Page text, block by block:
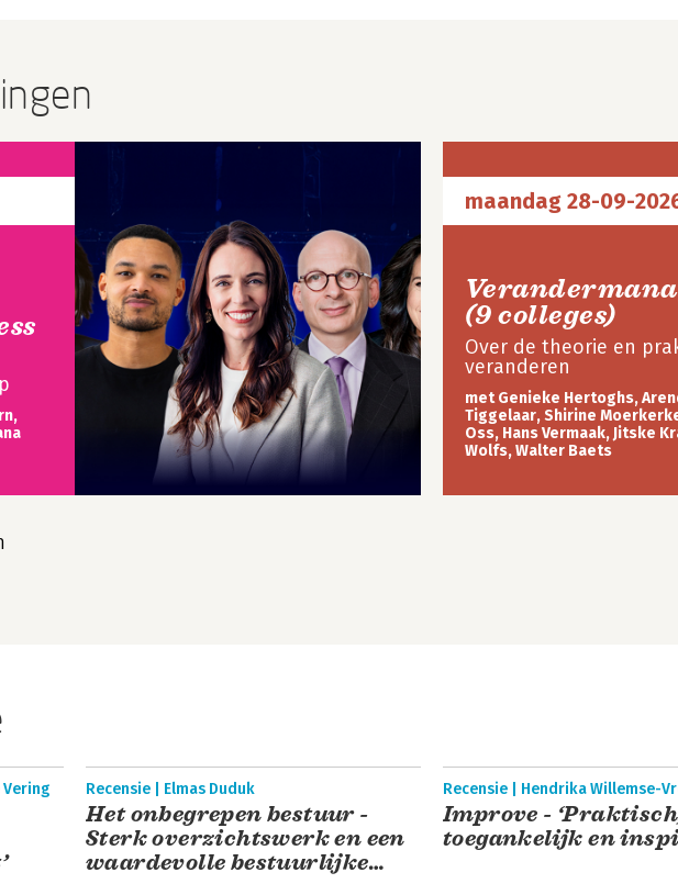
maandag 28-09-
(9 colleges)
Over de theorie en
veranderen
met Genieke Hertoghs,
Tiggelaar, Shirine
Oss, Hans Vermaak, Jitske
Wolfs, Walter Baets
Recensie | Elmas Duduk
Het onbegrepen bestuur -
Sterk overzichtswerk en een
waardevolle bestuurlijke
Recensie | Hendrika Willemse-
Improve -
toegankelijk en